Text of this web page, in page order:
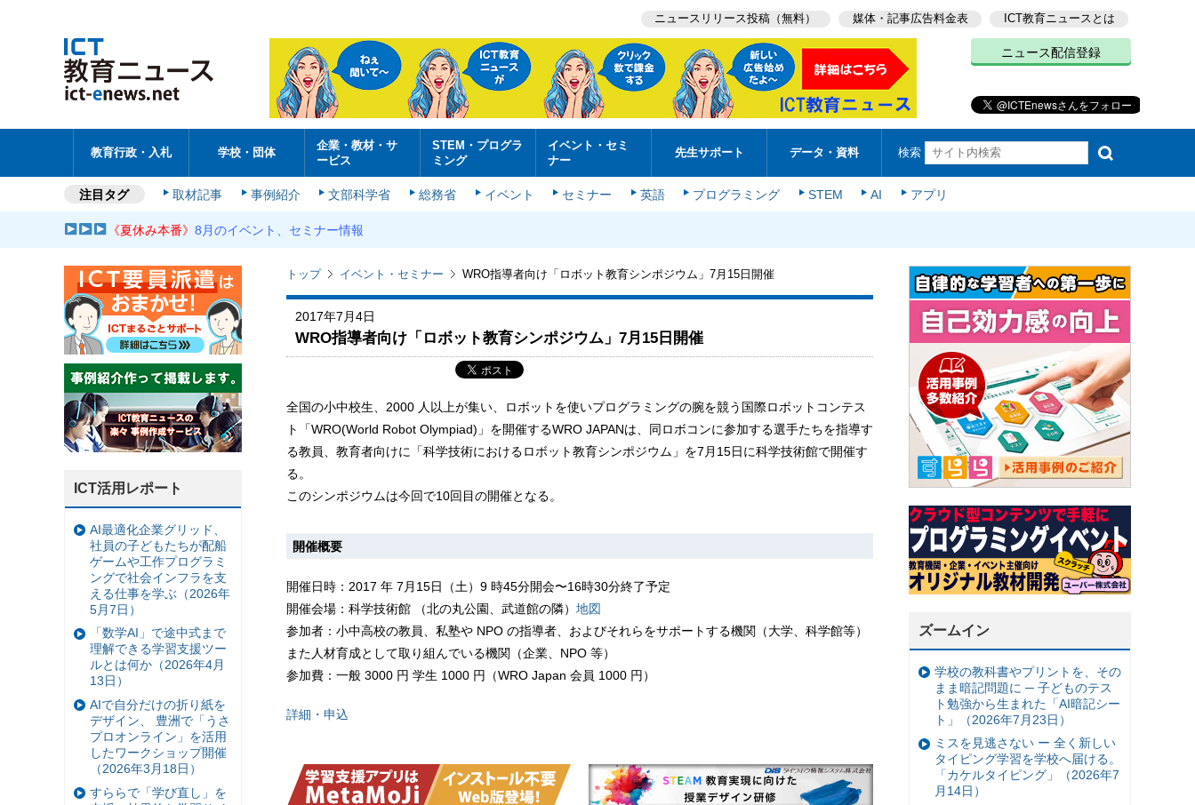
ニュースリリース投稿（無料） 媒体・記事広告料金表 ICT教育ニュースとは
ニュース配信登録
教育行政・入札 学校・団体
企業・教材・サ
ービス
STEM・プログラ
ミング
イベント・セミ
ナー
先生サポート データ・資料 検索
注目タグ 取材記事 事例紹介 文部科学省 総務省 イベント セミナー 英語 プログラミング STEM AI アプリ
《夏休み本番》8月のイベント、セミナー情報
トップ イベント・セミナー WRO指導者向け「ロボット教育シンポジウム」7月15日開催
2017年7月4日
WRO指導者向け「ロボット教育シンポジウム」7月15日開催
全国の小中校生、2000 人以上が集い、ロボットを使いプログラミングの腕を競う国際ロボットコンテス
ト「WRO(World Robot Olympiad)」を開催するWRO JAPANは、同ロボコンに参加する選手たちを指導す
る教員、教育者向けに「科学技術におけるロボット教育シンポジウム」を7月15日に科学技術館で開催す
る。
このシンポジウムは今回で10回目の開催となる。
開催概要
開催日時：2017 年 7月15日（⼟）9 時45分開会〜16時30分終了予定
開催会場：科学技術館 （北の丸公園、武道館の隣） 地図
参加者：小中高校の教員、私塾や NPO の指導者、およびそれらをサポートする機関（大学、科学館等）
また人材育成として取り組んでいる機関（企業、NPO 等）
参加費：一般 3000 円 学生 1000 円（WRO Japan 会員 1000 円）
詳細・申込
ズームイン
学校の教科書やプリントを、その
まま暗記問題に ─ 子どものテス
ト勉強から生まれた「AI暗記シー
ト」（2026年7月23日）
ミスを見逃さない ー 全く新しい
タイピング学習を学校へ届ける。
「カケルタイピング」（2026年7
月14日）
ICT活用レポート
AI最適化企業グリッド、
社員の子どもたちが配船
ゲームや工作プログラミ
ングで社会インフラを支
える仕事を学ぶ（2026年
5月7日）
「数学AI」で途中式まで
理解できる学習支援ツー
ルとは何か（2026年4月
13日）
AIで自分だけの折り紙を
デザイン、 豊洲で「うさ
プロオンライン」を活用
したワークショップ開催
（2026年3月18日）
すららで「学び直し」を